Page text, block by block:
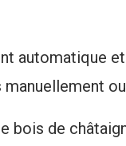
automatique
bois de